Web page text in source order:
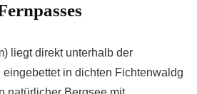
liegt direkt unterhalb der
in dichten Fichtenwaldg